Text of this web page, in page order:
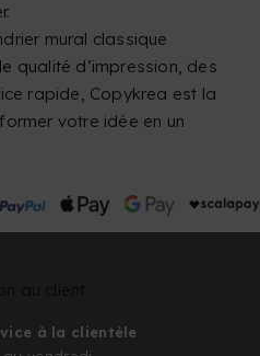
mural classique
qualité d’impression, des
rapide, Copykrea est la
votre idée en un
à la clientèle